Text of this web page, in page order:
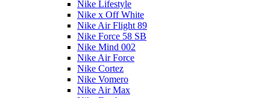
Nike Lifestyle
Nike x Off White
Nike Air Flight 89
Nike Force 58 SB
Nike Mind 002
Nike Air Force
Nike Cortez
Nike Vomero
Nike Air Max